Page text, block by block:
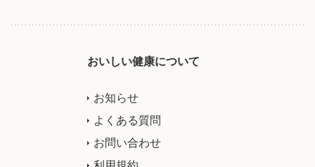
おいしい健康について
お知らせ
よくある質問
お問い合わせ